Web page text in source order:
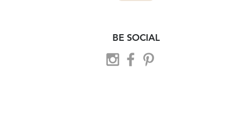
BE SOCIAL